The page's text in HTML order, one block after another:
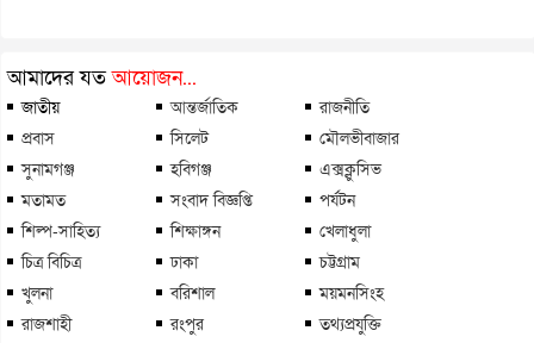
আমাদের যতআয়োজন...
জাতীয় আন্তর্জাতিক
রাজনীতি
প্রবাস
সিলেট
মৌলভীবাজার
সুনামগঞ্জ
হবিগঞ্জ
এক্সক্লুসিভ
মতামত
সংবাদ বিজ্ঞপ্তি
পর্যটন
শিল্প-সাহিত্য
শিক্ষাঙ্গন
খেলাধুলা
চিত্র বিচিত্র
ঢাকা
চট্টগ্রাম
খুলনা
বরিশাল
ময়মনসিংহ
রাজশাহী
রংপুর
তথ্যপ্রযুক্তি